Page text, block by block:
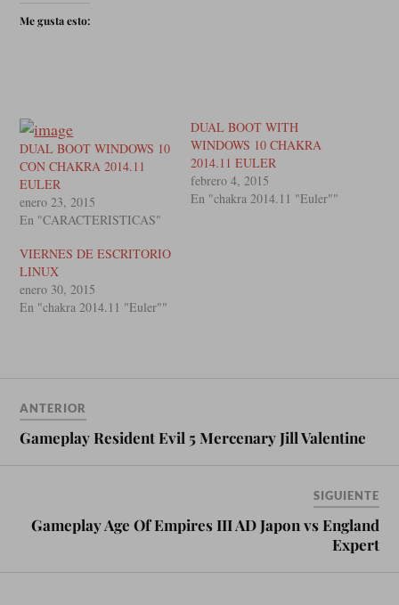
Me gusta esto:
DUAL BOOT WINDOWS 10
CON CHAKRA 2014.11
EULER
enero 23, 2015
En "CARACTERISTICAS"
DUAL BOOT WITH
WINDOWS 10 CHAKRA
2014.11 EULER
febrero 4, 2015
En "chakra 2014.11 "Euler""
VIERNES DE ESCRITORIO
LINUX
enero 30, 2015
En "chakra 2014.11 "Euler""
ANTERIOR
Gameplay Resident Evil 5 Mercenary Jill Valentine
SIGUIENTE
Gameplay Age Of Empires III AD Japon vs England
Expert